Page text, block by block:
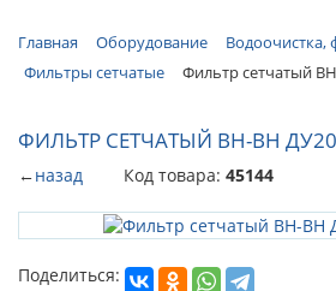
Главная Оборудование
Водоочистка,
Фильтры сетчатые
Фильтр сетчатый
ФИЛЬТР СЕТЧАТЫЙ ВН-ВН
←назад Код товара: 45144
Поделиться: